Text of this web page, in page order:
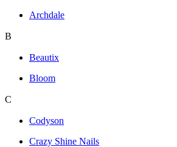
Archdale
B
Beautix
Bloom
C
Codyson
Crazy Shine Nails